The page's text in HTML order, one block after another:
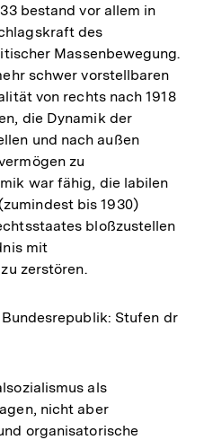
Auflösung
der
Fußnote
bestand vor allem in
des
Massenbewegung.
schwer vorstellbaren
von rechts nach 1918
die Dynamik der
und nach außen
zu
war fähig, die labilen
bis 1930)
bloßzustellen
mit
zerstören.
Stufen dr
als
nicht aber
organisatorische